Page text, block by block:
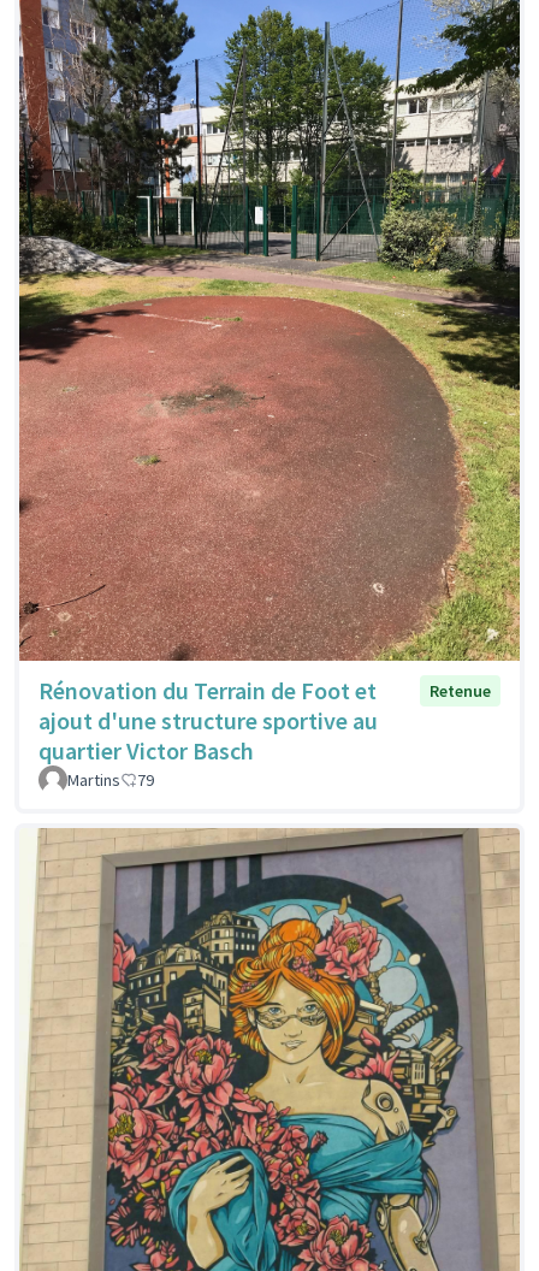
Rénovation du Terrain de Foot et
ajout d'une structure sportive au
quartier Victor Basch
Retenue
Martins 79